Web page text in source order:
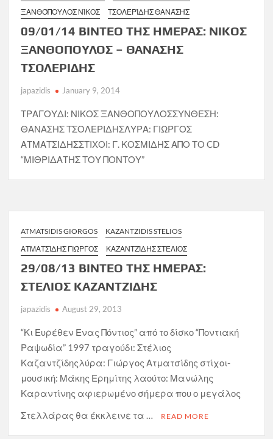
ΞΑΝΘΌΠΟΥΛΟΣ ΝΊΚΟΣ
ΤΣΟΛΕΡΊΔΗΣ ΘΑΝΆΣΗΣ
09/01/14 ΒΙΝΤΕΟ ΤΗΣ ΗΜΕΡΑΣ: ΝΙΚΟΣ
ΞΑΝΘΟΠΟΥΛΟΣ – ΘΑΝΑΣΗΣ
ΤΣΟΛΕΡΙΔΗΣ
japazidis January 9, 2014
ΤΡΑΓΟΥΔΙ: ΝΙΚΟΣ ΞΑΝΘΟΠΟΥΛΟΣΣΥΝΘΕΣΗ:
ΘΑΝΑΣΗΣ ΤΣΟΛΕΡΙΔΗΣΛΥΡΑ: ΓΙΩΡΓΟΣ
ΑΤΜΑΤΣΙΔΗΣΣΤΙΧΟΙ: Γ. ΚΟΣΜΙΔΗΣ ΑΠΟ ΤΟ CD
“ΜΙΘΡΙΔΑΤΗΣ ΤΟΥ ΠΟΝΤΟΥ”
ATMATSIDIS GIORGOS
KAZANTZIDIS STELIOS
ΑΤΜΑΤΣΊΔΗΣ ΓΙΏΡΓΟΣ
ΚΑΖΑΝΤΖΊΔΗΣ ΣΤΈΛΙΟΣ
29/08/13 ΒΙΝΤΕΟ ΤΗΣ ΗΜΕΡΑΣ:
ΣΤΕΛΙΟΣ ΚΑΖΑΝΤΖΙΔΗΣ
japazidis August 29, 2013
“Κι Ευρέθεν Ενας Πόντιος” από το δίσκο “Ποντιακή
Ραψωδία” 1997 τραγούδι: Στέλιος
Καζαντζίδηςλύρα: Γιώργος Ατματσίδης στίχοι-
μουσική: Μάκης Ερημίτης λαούτο: Μανώλης
Καραντίνης αφιερωμένο σήμερα που ο μεγάλος
Στελλάρας θα έκκλεινε τα …
READ MORE